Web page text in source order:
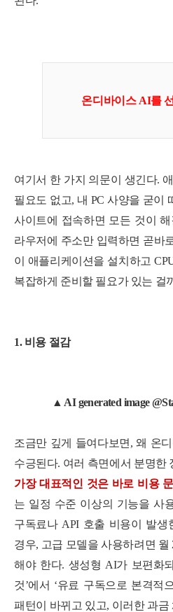
온디바이스 AI를
여기서 한 가지 의문이 생긴다.
필요도 없고, 내 PC 사양을 굳이
사이트에 접속하면 모든 것이
라우저에 주소만 입력하면 곧바
이 애플리케이션을 설치하고
복잡하게 준비할 필요가 있는 걸
1. 비용 절감
▲ AI generated image
조금만 깊게 들여다보면, 왜 온
수긍된다. 여러 측면에서 분명한
가장 대표적인 것은 바로 비용 문
는 일정 수준 이상의 기능을 사
구독료나 API 호출 비용이 발생
경우, 고급 모델을 사용하려면
해야 한다. 생성형 AI가 보편화
것’에서 ‘유료 구독으로 본격적
패턴이 바뀌고 있고, 이러한 과